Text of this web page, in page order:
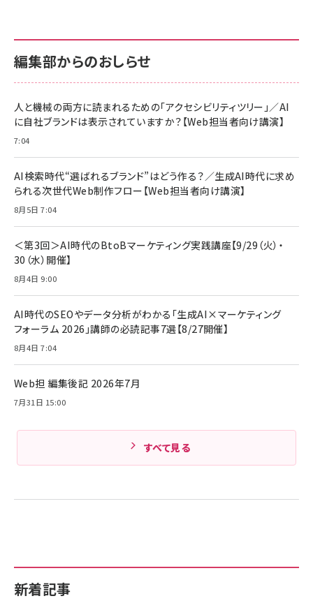
￥880
anan(アンアン)2026/06/24号 No.2500増刊
スペシャルエディション[王道エンタメの矜持／
￥1,100
年後半、あなたの恋と運命／山田涼介]
￥880
Amazonランキングをもっと見る
サポート正規品 メーカー保証5年 KLMEA128G
NIMASO ガラスフィルム iPhone 17 用 保護フィ
すい ガイド枠付き いPhone17 (6.3インチ) 対応
2枚セット DSP25F1698
￥1,599
【New】Amazon Fire TV Stick HD | 手軽にスト
レイヤー
￥6,980
Anker Soundcore P31i (Bluetooth 6.1) 【完
全ワイヤレスイヤホン/アクティブノイズキャンセリ
ング/マルチポイント接続 / 最大50時間再生 / PSE
Anker PowerLine III Flow USB-C & USB-C
ケーブル Anker絡まないケーブル 240W 結束バン
ド付き USB PD対応 シリコン素材採用 iPhone
17 / 16 / 15 / Galaxy iPad Pro MacBook
Amazonランキングをもっと見る
サポート正規品 メーカー保証5年 KLMEA128G
Amazon eギフトカード - Amazonロゴ - クラ
￥5,000
ケーブル Anker絡まないケーブル 240W 結束バン
17 / 16 / 15 / Galaxy iPad Pro MacBook
Pro/Air 各種対応 (1.8m ミッドナイトブラック)
￥1,890
キャンペーン】
￥4,857
新着記事
編集部からのおしらせ
人と機械の両方に読まれるための「アクセシビリティツリー」／AI
に自社ブランドは表示されていますか？【Web担当者向け講演】
7:04
AI検索時代“選ばれるブランド”はどう作る？／生成AI時代に求め
られる次世代Web制作フロー【Web担当者向け講演】
8月5日 7:04
＜第3回＞AI時代のBtoBマーケティング実践講座【9/29（火）・
30（水）開催】
8月4日 9:00
AI時代のSEOやデータ分析がわかる「生成AI×マーケティング
フォーラム 2026」講師の必読記事7選【8/27開催】
8月4日 7:04
Web担 編集後記 2026年7月
7月31日 15:00
すべて見る